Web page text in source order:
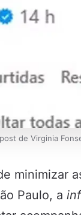
de Virginia
minimizar
Paulo, a